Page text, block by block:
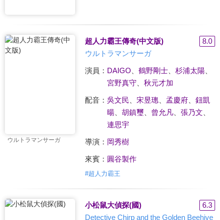
ウルトラマンサーガ
超人力霸王傳奇(中文版)
8.0
ウルトラマンサーガ
演員： DAIGO 鶴野剛士、 杉浦太陽、
宮野真守
秋元才加
配音： 吳文民 宋昱璁、 孟慶府、 鈕凱
暘、 胡鎮璽、 曾允凡、 張乃文
連思宇
導演： 岡秀樹
來賓： 圓谷製作
#超人力霸王
小松鼠大偵探(國)
6.3
Detective Chirp and the Golden Beehive